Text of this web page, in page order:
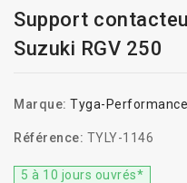
Support
Suzuki RGV 250
Marque: Tyga-Performance
Référence: TYLY-1146
5 à 10 jours ouvrés*